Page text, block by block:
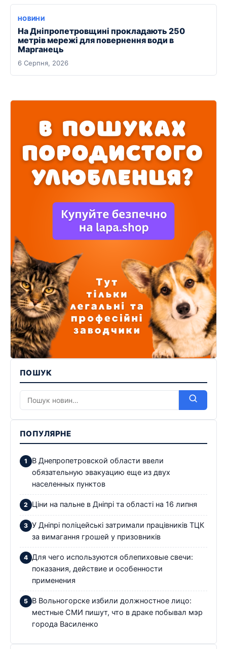
НОВИНИ
На Дніпропетровщині прокладають 250
метрів мережі для повернення води в
Марганець
6 Серпня, 2026
ПОШУК
ПОПУЛЯРНЕ
В Днепропетровской области ввели
обязательную эвакуацию еще из двух
населенных пунктов
Ціни на пальне в Дніпрі та області на 16 липня
У Дніпрі поліцейські затримали працівників ТЦК
за вимагання грошей у призовників
Для чего используются облепиховые свечи:
показания, действие и особенности
применения
В Вольногорске избили должностное лицо:
местные СМИ пишут, что в драке побывал мэр
города Василенко